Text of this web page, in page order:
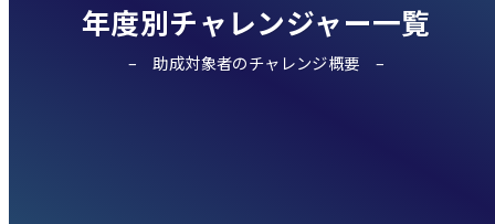
年度別チャレンジャー一覧
助成対象者のチャレンジ概要